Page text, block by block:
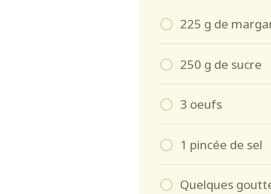
225 g de
250 g de sucre
3 oeufs
1 pincée de sel
Quelques